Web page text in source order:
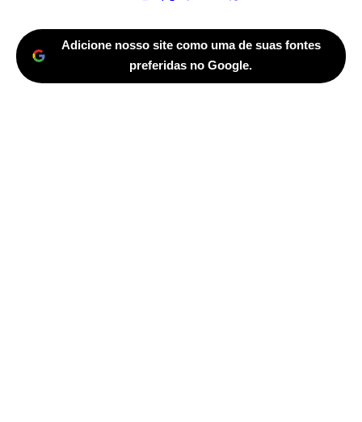
Adicione nosso site como uma de suas fontes
preferidas no Google.